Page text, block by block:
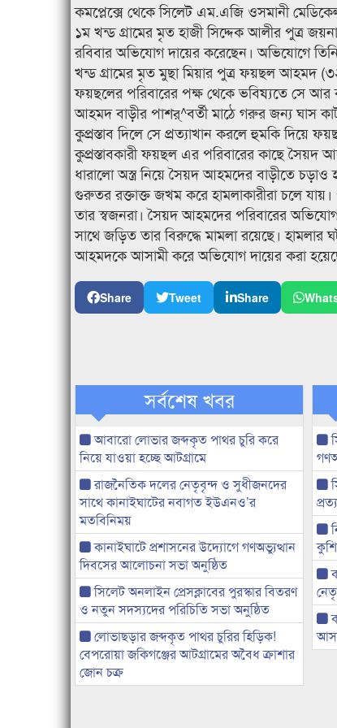
কমপ্লেক্সে থেকে সিলেট এম.এজি ওসমানী
১ম খন্ড গ্রামের মৃত হাজী সিদ্দেক আলীর পুত্র
রবিবার অভিযোগ দায়ের করেছেন। অভিযোগে
খন্ড গ্রামের মৃত মুছা মিয়ার পুত্র ফয়ছল আহমদ
ফয়ছলের পরিবারের পক্ষ থেকে ভবিষ্যতে সে
আহমদ বাড়ীর পাশর্^বর্তী মাঠে গরুর জন্য ঘাস
কুপ্রস্তাব দিলে সে প্রত্যাখান করলে হুমকি দিয়ে
কুপ্রস্তাবকারী ফয়ছল এর পরিবারের কাছে সৈয়দ
ধারালো অস্ত্র নিয়ে সৈয়দ আহমদের বাড়ীতে
গুরুতর রক্তাক্ত জখম করে হামলাকারীরা চলে
তার স্বজনরা। সৈয়দ আহমদের পরিবারের
সাথে জড়িত তার বিরুদ্ধে মামলা রয়েছে।
আহমদকে আসামী করে অভিযোগ দায়ের করা
Share Tweet Share
সর্বশেষ খবর
আবারো লোভার জব্দকৃত পাথর চুরি করে
নিয়ে যাওয়া হচ্ছে আটগ্রামে
রাজনৈতিক দলের নেতৃবৃন্দ ও সুধীজনদের
সাথে কানাইঘাটের নবাগত ইউএনও’র
মতবিনিময়
কানাইঘাটে প্রশাসনের উদ্যোগে গণঅভ্যুত্থান
দিবসের আলোচনা সভা অনুষ্ঠিত
সিলেট অনলাইন প্রেসক্লাবের পুরস্কার বিতরণ
ও নতুন সদস্যদের পরিচিতি সভা অনুষ্ঠিত
লোভাছড়ার জব্দকৃত পাথর চুরির হিড়িক!
বেপরোয়া জকিগঞ্জের আটগ্রামের অবৈধ ক্রাশার
জোন চক্র